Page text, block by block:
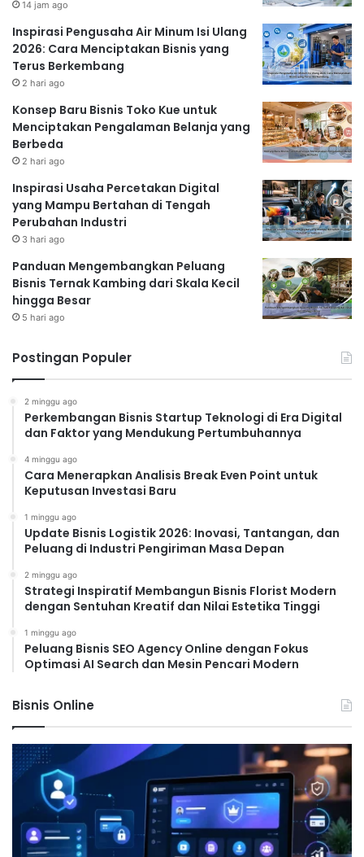
14 jam ago
Inspirasi Pengusaha Air Minum Isi Ulang
2026: Cara Menciptakan Bisnis yang
Terus Berkembang
2 hari ago
Konsep Baru Bisnis Toko Kue untuk
Menciptakan Pengalaman Belanja yang
Berbeda
2 hari ago
Inspirasi Usaha Percetakan Digital
yang Mampu Bertahan di Tengah
Perubahan Industri
3 hari ago
Panduan Mengembangkan Peluang
Bisnis Ternak Kambing dari Skala Kecil
hingga Besar
5 hari ago
Postingan Populer
2 minggu ago
Perkembangan Bisnis Startup Teknologi di Era Digital
dan Faktor yang Mendukung Pertumbuhannya
4 minggu ago
Cara Menerapkan Analisis Break Even Point untuk
Keputusan Investasi Baru
1 minggu ago
Update Bisnis Logistik 2026: Inovasi, Tantangan, dan
Peluang di Industri Pengiriman Masa Depan
2 minggu ago
Strategi Inspiratif Membangun Bisnis Florist Modern
dengan Sentuhan Kreatif dan Nilai Estetika Tinggi
1 minggu ago
Peluang Bisnis SEO Agency Online dengan Fokus
Optimasi AI Search dan Mesin Pencari Modern
Bisnis Online